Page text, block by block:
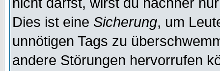
Dies ist eine Sicherung, um
unnötigen Tags zu
andere Störungen hervorrufen